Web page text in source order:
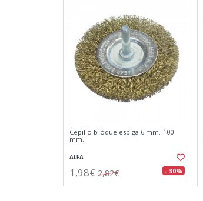
Cepillo bloque espiga 6 mm. 100
mm.
ALFA
1,98€ 2,82€ - 30%